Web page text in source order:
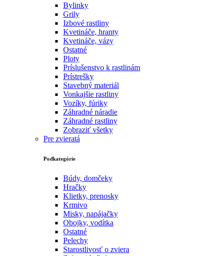
Bylinky
Grily
Izbové rastliny
Kvetináče, hranty
Kvetináče, vázy
Ostatné
Ploty
Príslušenstvo k rastlinám
Prístrešky
Stavebný materiál
Vonkajšie rastliny
Vozíky, fúriky
Záhradné náradie
Záhradné rastliny
Zobraziť všetky
Pre zvieratá
Podkategórie
Búdy, domčeky
Hračky
Klietky, prenosky
Krmivo
Misky, napájačky
Obojky, vodítka
Ostatné
Pelechy
Starostlivosť o zviera